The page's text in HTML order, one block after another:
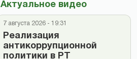
Актуальное видео
7 августа 2026 - 19:31
Реализация
антикоррупционной
политики в РТ